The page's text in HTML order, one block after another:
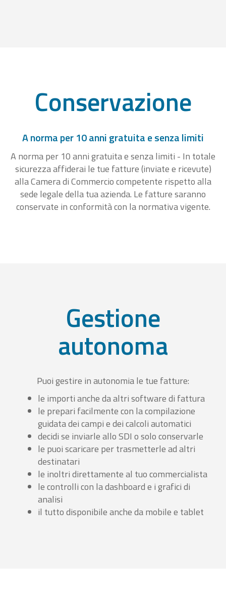
Conservazione
A norma per 10 anni gratuita e senza limiti
A norma per 10 anni gratuita e senza limiti - In totale
sicurezza affiderai le tue fatture (inviate e ricevute)
alla Camera di Commercio competente rispetto alla
sede legale della tua azienda. Le fatture saranno
conservate in conformità con la normativa vigente.
Gestione
autonoma
Puoi gestire in autonomia le tue fatture:
le importi anche da altri software di fattura
le prepari facilmente con la compilazione
guidata dei campi e dei calcoli automatici
decidi se inviarle allo SDI o solo conservarle
le puoi scaricare per trasmetterle ad altri
destinatari
le inoltri direttamente al tuo commercialista
le controlli con la dashboard e i grafici di
analisi
il tutto disponibile anche da mobile e tablet